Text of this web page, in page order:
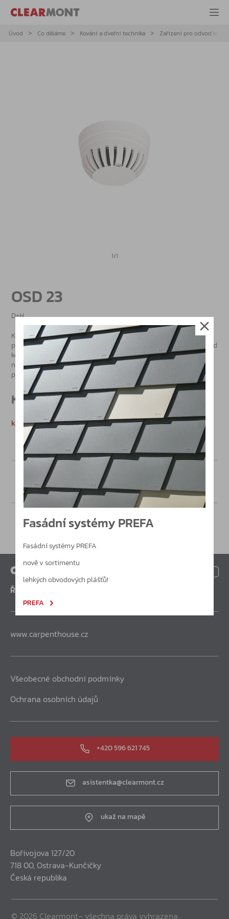
Fasádní systémy PREFA
Fasádní systémy PREFA
nově v sortimentu
lehkých obvodových plášťů!
PREFA
Úvod Co děláme Kování a dveřní technika Zařízení pro odvod
1/1
OSD 23
D+H
Konvencionální opticko-kouřový požární detektor určen
pro použití s konvencionálními centrálními jednotkami pro odvod
kouře a tepla. Funguje na principu rozptýleného světla. Provozní
napětí je 12-28 V DC, proud při kontrole je 35 µA, proud
při výstraze je 18 mA.
Katalogy
katalog produktů D+H partners / CZ
Poptávka
Řešení pro nejnáročnější
www.carpenthouse.cz
Všeobecné obchodní podmínky
Ochrana osobních údajů
+420 596 621 745
asistentka@clearmont.cz
ukaž na mapě
Bořivojova 127/20
718 00, Ostrava-Kunčičky
Česká republika
© 2026 Clearmont– všechna práva vyhrazena